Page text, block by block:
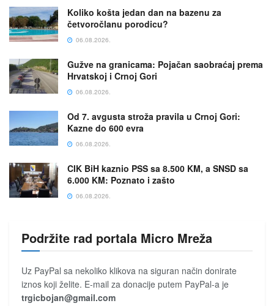
Koliko košta jedan dan na bazenu za
četvoročlanu porodicu?
06.08.2026.
Gužve na granicama: Pojačan saobraćaj prema
Hrvatskoj i Crnoj Gori
06.08.2026.
Od 7. avgusta stroža pravila u Crnoj Gori:
Kazne do 600 evra
06.08.2026.
CIK BiH kaznio PSS sa 8.500 KM, a SNSD sa
6.000 KM: Poznato i zašto
06.08.2026.
Podržite rad portala Micro Mreža
Uz PayPal sa nekoliko klikova na siguran način donirate
iznos koji želite. E-mail za donacije putem PayPal-a je
trgicbojan@gmail.com